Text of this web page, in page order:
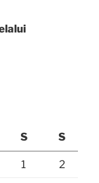
S S
1 2